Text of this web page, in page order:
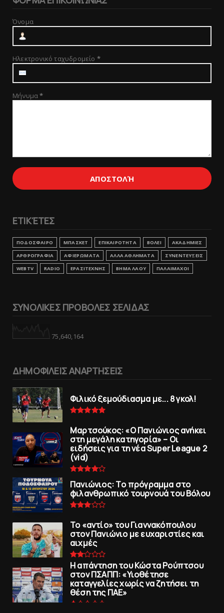
Όνομα
Ηλεκτρονικό ταχυδρομείο *
Μήνυμα*
ΕΤΙΚΈΤΕΣ
ΠΟΔΟΣΦΑΙΡΟ ΜΠΑΣΚΕΤ ΕΠΙΚΑΙΡΟΤΗΤΑ ΒΟΛΕΙ
ΑΚΑΔΗΜΙΕΣ
ΑΡΘΡΟΓΡΑΦΙΑ
ΑΦΙΕΡΩΜΑΤΑ ΑΛΛΑ ΑΘΛΗΜΑΤΑ
ΣΥΝΕΝΤΕΥΞΕΙΣ
WEBTV
RADIO ΕΡΑΣΙΤΕΧΝΗΣ ΒΗΜΑ ΛΑΟΥ ΠΑΛΑΙΜΑΧΟΙ
ΣΥΝΟΛΙΚΕΣ ΠΡΟΒΟΛΕΣ ΣΕΛΙΔΑΣ
75,640,164
ΔΗΜΟΦΙΛΕΙΣ ΑΝΑΡΤΗΣΕΙΣ
Φιλικό ξεμούδιασμα με... 8 γκολ!
Μαρτσούκος: «Ο Πανιώνιος ανήκει
στη μεγάλη κατηγορία» – Οι
ειδήσεις για τη νέα Super League 2
(vid)
Πανιώνιoς: Tο πρόγραμμα στο
φιλανθρωπικό τουρνουά του Bόλου
To «αντίο» του Γιαννακόπουλου
στον Πανιώνιο με ευχαριστίες και
αιχμές
Η απάντηση του Κώστα Ρούπτσου
στον ΠΣΑΠΠ: «Υιοθέτησε
καταγγελίες χωρίς να ζητήσει τη
θέση της ΠAΕ»